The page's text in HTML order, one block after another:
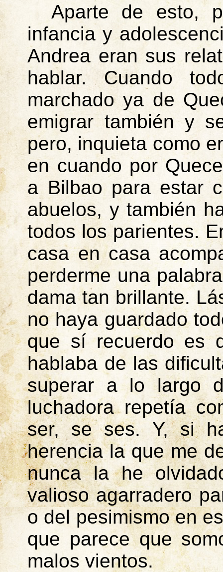
Aparte de esto,
infancia y
Andrea eran sus
hablar. Cuando
marchado ya de
emigrar también y
pero, inquieta como
en cuando por
a Bilbao para estar
abuelos, y también
todos los parientes.
casa en casa
perderme una
dama tan brillante.
no haya guardado
que sí recuerdo es
hablaba de las
superar a lo largo
luchadora repetía
ser, seses. Y, si
herencia la que me
nunca la he
valioso agarradero
o del pesimismo en
que parece que
malos vientos.